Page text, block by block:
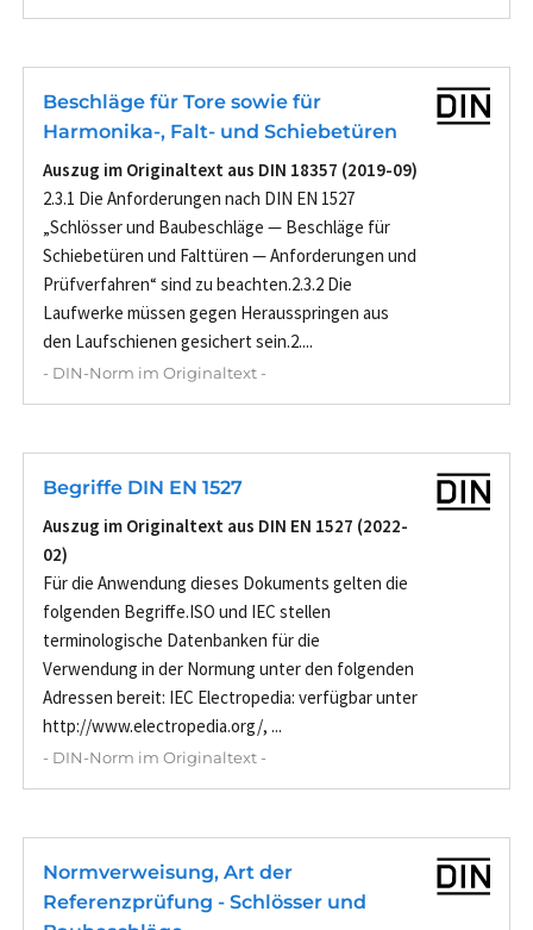
Beschläge für Tore sowie für
Harmonika-, Falt- und Schiebetüren
Auszug im Originaltext aus DIN 18357 (2019-09)
2.3.1 Die Anforderungen nach DIN EN 1527
„Schlösser und Baubeschläge — Beschläge für
Schiebetüren und Falttüren — Anforderungen und
Prüfverfahren“ sind zu beachten.2.3.2 Die
Laufwerke müssen gegen Herausspringen aus
den Laufschienen gesichert sein.2....
- DIN-Norm im Originaltext -
Begriffe DIN EN 1527
Auszug im Originaltext aus DIN EN 1527 (2022-
02)
Für die Anwendung dieses Dokuments gelten die
folgenden Begriffe.ISO und IEC stellen
terminologische Datenbanken für die
Verwendung in der Normung unter den folgenden
Adressen bereit: IEC Electropedia: verfügbar unter
http://www.electropedia.org/, ...
- DIN-Norm im Originaltext -
Normverweisung, Art der
Referenzprüfung - Schlösser und